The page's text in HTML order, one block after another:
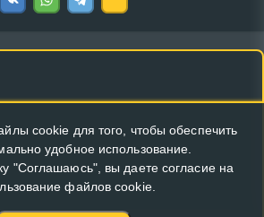
cookie для того, чтобы обеспечить
удобное использование.
"Соглашаюсь", вы даете согласие на
файлов cookie.